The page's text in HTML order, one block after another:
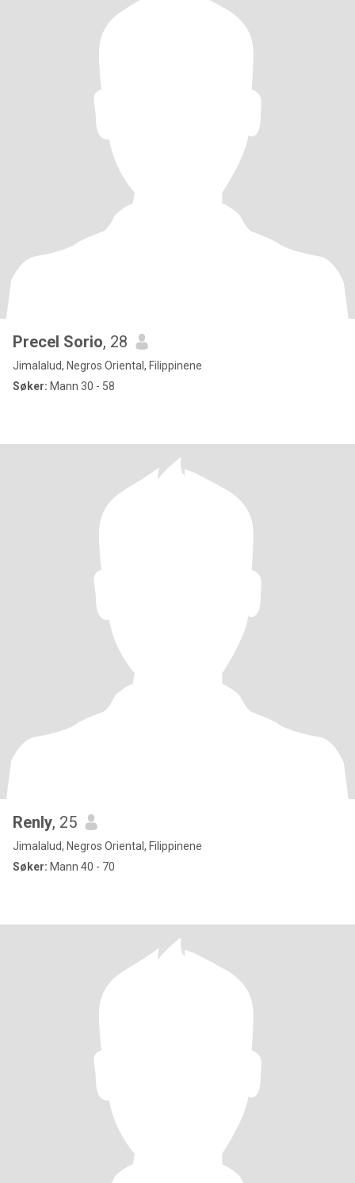
Precel Sorio, 28
Jimalalud, Negros Oriental, Filippinene
Søker: Mann 30 - 58
Renly, 25
Jimalalud, Negros Oriental, Filippinene
Søker: Mann 40 - 70